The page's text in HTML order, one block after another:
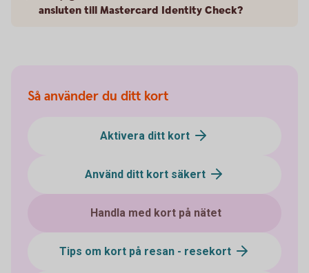
ansluten till Mastercard Identity Check?
Så använder du ditt kort
Aktivera ditt kort
Använd ditt kort säkert
Handla med kort på nätet
Tips om kort på resan - resekort